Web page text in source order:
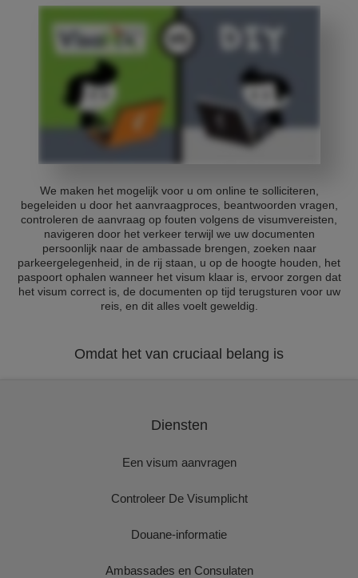
We maken het mogelijk voor u om online te solliciteren,
begeleiden u door het aanvraagproces, beantwoorden vragen,
controleren de aanvraag op fouten volgens de visumvereisten,
navigeren door het verkeer terwijl we uw documenten
persoonlijk naar de ambassade brengen, zoeken naar
parkeergelegenheid, in de rij staan, u op de hoogte houden, het
paspoort ophalen wanneer het visum klaar is, ervoor zorgen dat
het visum correct is, de documenten op tijd terugsturen voor uw
reis, en dit alles voelt geweldig.
Omdat het van cruciaal belang is
Diensten
Een visum aanvragen
Controleer De Visumplicht
Douane-informatie
Ambassades en Consulaten